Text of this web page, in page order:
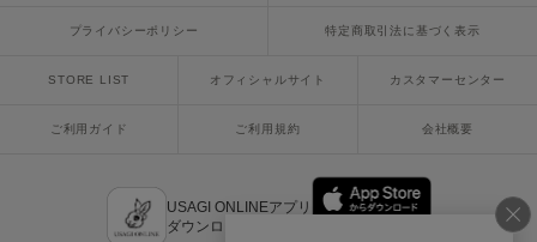
PATRICK
Philly chocolate
フィリーチョコレート
プライバシーポリシー 特定商取引法に基づく表示
STORE LIST オフィシャルサイト カスタマーセンター
ご利用ガイド ご利用規約 会社概要
USAGI ONLINEアプリ
ダウンロードはこちら